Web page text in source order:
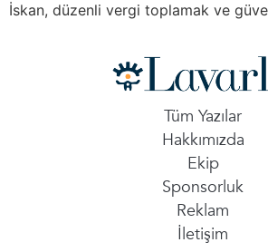
İskan, düzenli vergi toplamak ve
Tüm Yazılar
Hakkımızda
Ekip
Sponsorluk
Reklam
İletişim